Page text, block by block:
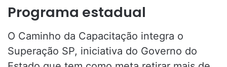
Programa estadual
O Caminho da Capacitação integra o
Superação SP, iniciativa do Governo do